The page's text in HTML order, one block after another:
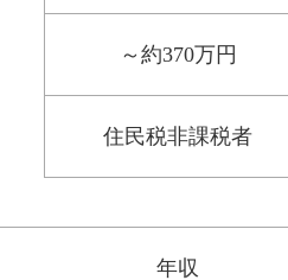
～約370万円
住民税非課税者
年収